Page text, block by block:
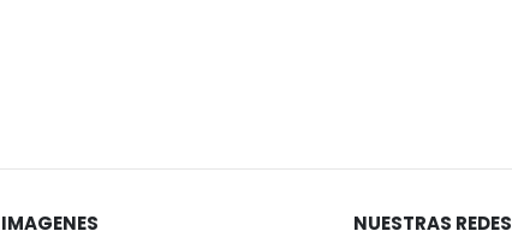
IMAGENES NUESTRAS REDES